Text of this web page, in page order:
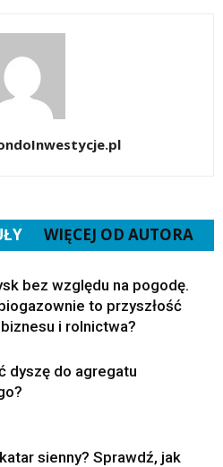
WIĘCEJ OD AUTORA
bez względu na pogodę.
to przyszłość
i rolnictwa?
dyszę do agregatu
sienny? Sprawdź, jak